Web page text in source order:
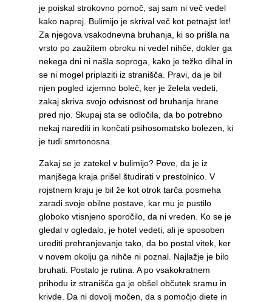
je poiskal strokovno pomoč, saj sam ni več vedel
kako naprej. Bulimijo je skrival več kot petnajst let!
Za njegova vsakodnevna bruhanja, ki so prišla na
vrsto po zaužitem obroku ni vedel nihče, dokler ga
nekega dni ni našla soproga, kako je težko dihal in
se ni mogel priplaziti iz stranišča. Pravi, da je bil
njen pogled izjemno boleč, ker je želela vedeti,
zakaj skriva svojo odvisnost od bruhanja hrane
pred njo. Skupaj sta se odločila, da bo potrebno
nekaj narediti in končati psihosomatsko bolezen, ki
je tudi smrtonosna.
Zakaj se je zatekel v bulimijo? Pove, da je iz
manjšega kraja prišel študirati v prestolnico. V
rojstnem kraju je bil že kot otrok tarča posmeha
zaradi svoje obilne postave, kar mu je pustilo
globoko vtisnjeno sporočilo, da ni vreden. Ko se je
gledal v ogledalo, je hotel vedeti, ali je sposoben
urediti prehranjevanje tako, da bo postal vitek, ker
v novem okolju ga nihče ni poznal. Najlažje je bilo
bruhati. Postalo je rutina. A po vsakokratnem
prihodu iz stranišča ga je obšel občutek sramu in
krivde. Da ni dovolj močen, da s pomočjo diete in